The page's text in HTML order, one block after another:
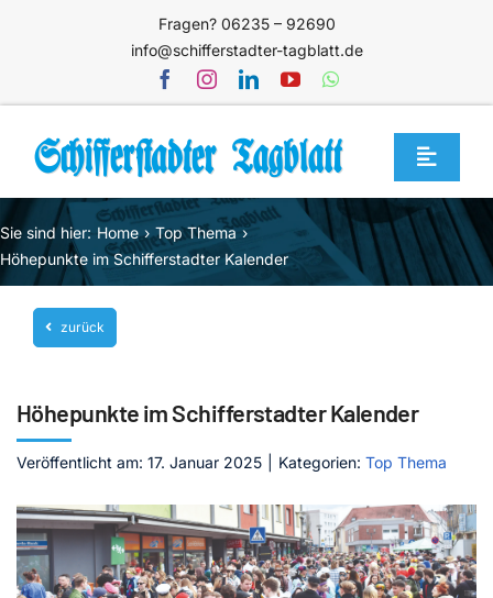
Fragen? 06235 – 92690
info@schifferstadter-tagblatt.de
Toggle
Home
Themen
Blog
Unternehmen
Mediathek
Kontakt
Sie sind hier: Home
Top Thema
Höhepunkte im Schifferstadter Kalender
zurück
Höhepunkte im Schifferstadter Kalender
Veröffentlicht am: 17. Januar 2025 Kategorien: Top Thema